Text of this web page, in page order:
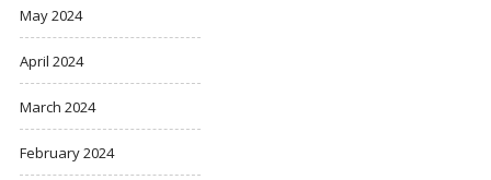
May 2024
April 2024
March 2024
February 2024